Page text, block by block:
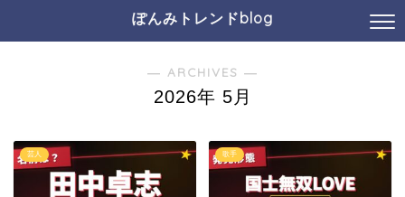
ぽんみトレンドblog
― ARCHIVES ―
2026年 5月
芸人 歌手